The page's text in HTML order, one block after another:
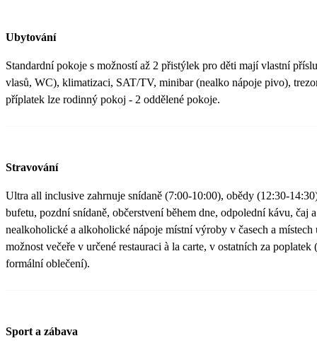
Ubytování
Standardní pokoje s možností až 2 přistýlek pro děti mají vlastní
vlasů, WC), klimatizaci, SAT/TV, minibar (nealko nápoje pivo),
příplatek lze rodinný pokoj - 2 oddělené pokoje.
Stravování
Ultra all inclusive zahrnuje snídaně (7:00-10:00), obědy (12:30-
bufetu, pozdní snídaně, občerstvení během dne, odpolední kávu, čaj
nealkoholické a alkoholické nápoje místní výroby v časech a
možnost večeře v určené restauraci à la carte, v ostatních za poplatek
formální oblečení).
Sport a zábava